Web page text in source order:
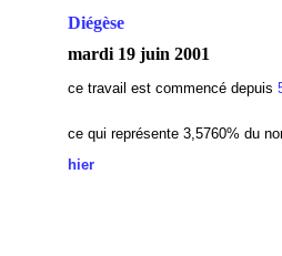
Diégèse
mardi 19 juin 2001
ce travail est commencé depuis
ce qui représente 3,5760% du
hier